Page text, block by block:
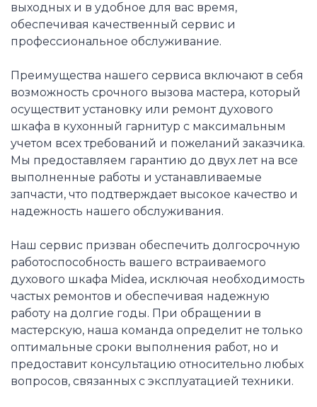
выходных и в удобное для вас время,
обеспечивая качественный сервис и
профессиональное обслуживание.
Преимущества нашего сервиса включают в себя
возможность срочного вызова мастера, который
осуществит установку или ремонт духового
шкафа в кухонный гарнитур с максимальным
учетом всех требований и пожеланий заказчика.
Мы предоставляем гарантию до двух лет на все
выполненные работы и устанавливаемые
запчасти, что подтверждает высокое качество и
надежность нашего обслуживания.
Наш сервис призван обеспечить долгосрочную
работоспособность вашего встраиваемого
духового шкафа Midea, исключая необходимость
частых ремонтов и обеспечивая надежную
работу на долгие годы. При обращении в
мастерскую, наша команда определит не только
оптимальные сроки выполнения работ, но и
предоставит консультацию относительно любых
вопросов, связанных с эксплуатацией техники.